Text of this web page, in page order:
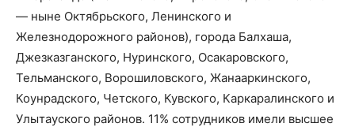
— ныне Октябрьского, Ленинского и
Железнодорожного районов), города Балхаша,
Джезказганского, Нуринского, Осакаровского,
Тельманского, Ворошиловского, Жанааркинского,
Коунрадского, Четского, Кувского, Каркаралинского и
Улытауского районов. 11% сотрудников имели высшее